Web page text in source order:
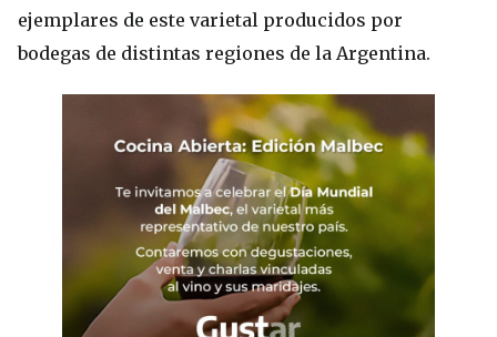
ejemplares de este varietal producidos por
bodegas de distintas regiones de la Argentina.